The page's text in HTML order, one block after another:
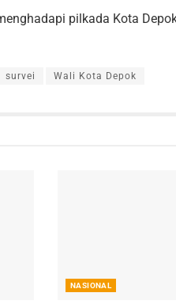
pilkada Kota
survei Wali Kota Depok
NASIONAL